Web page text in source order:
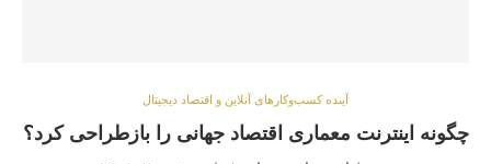
آینده کسب‌وکارهای آنلاین و اقتصاد دیجیتال
چگونه اینترنت معماری اقتصاد جهانی را بازطراحی کرد؟